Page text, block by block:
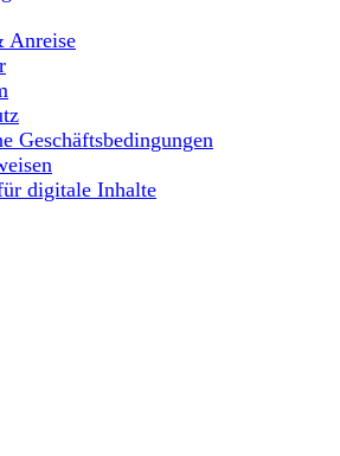
Anreise
Geschäftsbedingungen
digitale Inhalte